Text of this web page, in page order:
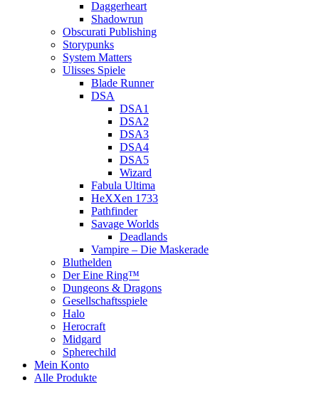
Daggerheart
Shadowrun
Obscurati Publishing
Storypunks
System Matters
Ulisses Spiele
Blade Runner
DSA
DSA1
DSA2
DSA3
DSA4
DSA5
Wizard
Fabula Ultima
HeXXen 1733
Pathfinder
Savage Worlds
Deadlands
Vampire – Die Maskerade
Bluthelden
Der Eine Ring™
Dungeons & Dragons
Gesellschaftsspiele
Halo
Herocraft
Midgard
Spherechild
Mein Konto
Alle Produkte